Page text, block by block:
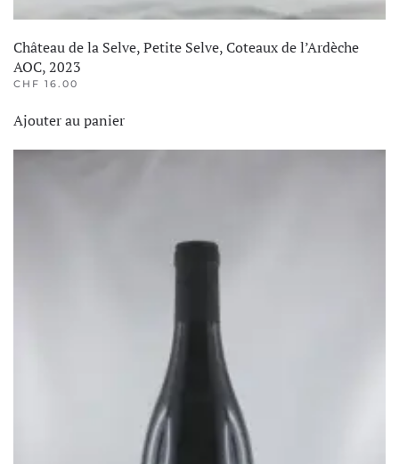
Château de la Selve, Petite Selve, Coteaux de l’Ardèche
AOC, 2023
CHF 16.00
Ajouter au panier